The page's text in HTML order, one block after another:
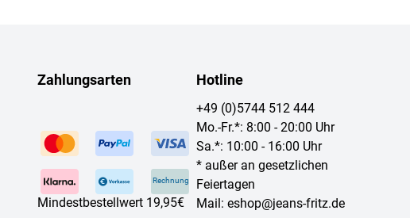
Zahlungsarten
Rechnung
Mindestbestellwert 19,95€
Hotline
+49 (0)5744 512 444
Mo.-Fr.*: 8:00 - 20:00 Uhr
Sa.*: 10:00 - 16:00 Uhr
* außer an gesetzlichen
Feiertagen
Mail: eshop@jeans-fritz.de